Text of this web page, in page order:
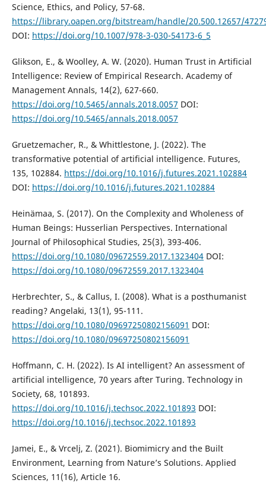
Science, Ethics, and Policy, 57-68.
https://library.oapen.org/bitstream/handle/20.500.12657/
DOI: https://doi.org/10.1007/978-3-030-54173-6_5
Glikson, E., & Woolley, A. W. (2020). Human Trust in Artificial
Intelligence: Review of Empirical Research. Academy of
Management Annals, 14(2), 627-660.
https://doi.org/10.5465/annals.2018.0057 DOI:
https://doi.org/10.5465/annals.2018.0057
Gruetzemacher, R., & Whittlestone, J. (2022). The
transformative potential of artificial intelligence. Futures,
135, 102884. https://doi.org/10.1016/j.futures.2021.102884
DOI: https://doi.org/10.1016/j.futures.2021.102884
Heinämaa, S. (2017). On the Complexity and Wholeness of
Human Beings: Husserlian Perspectives. International
Journal of Philosophical Studies, 25(3), 393-406.
https://doi.org/10.1080/09672559.2017.1323404DOI:
https://doi.org/10.1080/09672559.2017.1323404
Herbrechter, S., & Callus, I. (2008). What is a posthumanist
reading? Angelaki, 13(1), 95-111.
https://doi.org/10.1080/09697250802156091 DOI:
https://doi.org/10.1080/09697250802156091
Hoffmann, C. H. (2022). Is AI intelligent? An assessment of
artificial intelligence, 70 years after Turing. Technology in
Society, 68, 101893.
https://doi.org/10.1016/j.techsoc.2022.101893 DOI:
https://doi.org/10.1016/j.techsoc.2022.101893
Jamei, E., & Vrcelj, Z. (2021). Biomimicry and the Built
Environment, Learning from Nature’s Solutions. Applied
Sciences, 11(16), Article 16.